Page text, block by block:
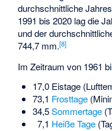
durchschnittliche
1991 bis 2020 lag die
und der
744,7 mm.[8]
Im Zeitraum von 1961
17,0 Eistage
73,1 Frosttage
34,5Sommertage
7,1 Heiße Tage